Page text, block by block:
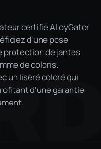
certifié AlloyGator
d'une pose
protection de jantes
de coloris.
un liseré coloré qui
d'une garantie